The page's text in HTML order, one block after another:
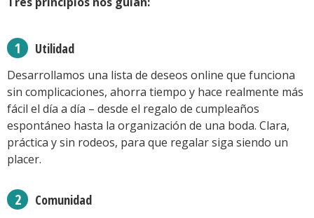
Utilidad
Desarrollamos una lista de deseos online que funciona
sin complicaciones, ahorra tiempo y hace realmente más
fácil el día a día – desde el regalo de cumpleaños
espontáneo hasta la organización de una boda. Clara,
práctica y sin rodeos, para que regalar siga siendo un
placer.
Comunidad